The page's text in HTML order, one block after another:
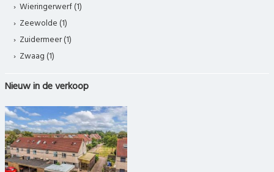
Wieringerwerf (1)
Zeewolde (1)
Zuidermeer (1)
Zwaag (1)
Nieuw in de verkoop